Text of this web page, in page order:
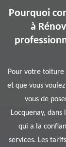
Pourquoi
à
Pour votre toiture
et que vous
vous de
Locquenay,
qui a la
services. Les